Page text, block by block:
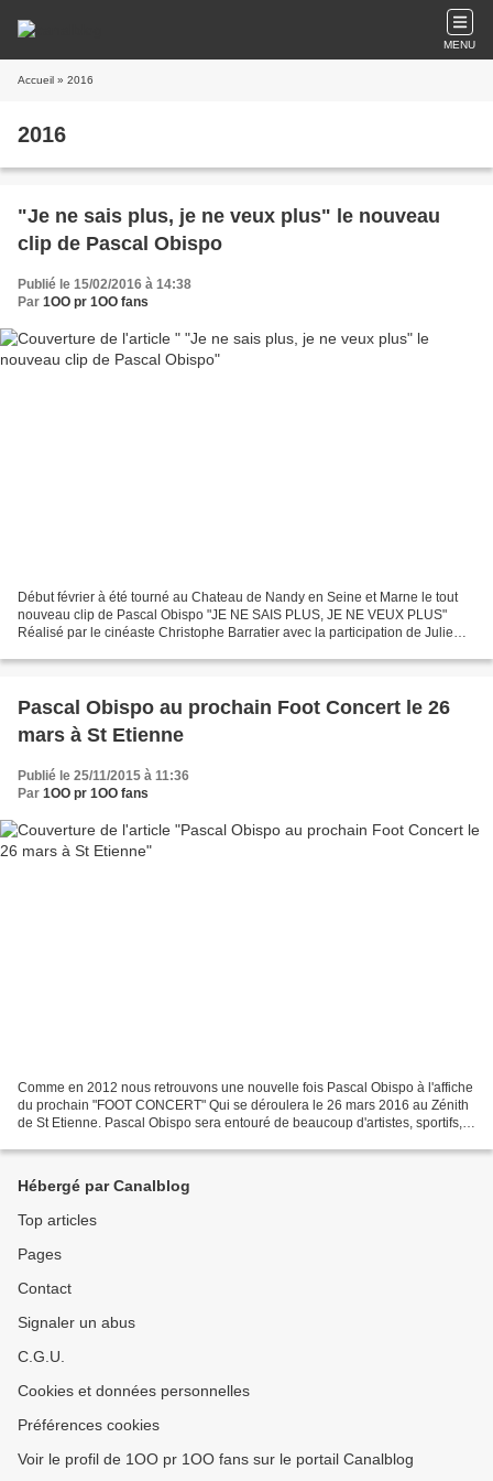
MENU
Accueil » 2016
2016
"Je ne sais plus, je ne veux plus" le nouveau
clip de Pascal Obispo
Publié le 15/02/2016 à 14:38
Par 1OO pr 1OO fans
Début février à été tourné au Chateau de Nandy en Seine et Marne le tout
nouveau clip de Pascal Obispo "JE NE SAIS PLUS, JE NE VEUX PLUS"
Réalisé par le cinéaste Christophe Barratier avec la participation de Julie
Pascal Obispo au prochain Foot Concert le 26
mars à St Etienne
Publié le 25/11/2015 à 11:36
Par 1OO pr 1OO fans
Comme en 2012 nous retrouvons une nouvelle fois Pascal Obispo à l'affiche
du prochain "FOOT CONCERT" Qui se déroulera le 26 mars 2016 au Zénith
de St Etienne. Pascal Obispo sera entouré de beaucoup d'artistes, sportifs, ...
Hébergé par Canalblog
Top articles
Pages
Contact
Signaler un abus
C.G.U.
Cookies et données personnelles
Préférences cookies
Voir le profil de 1OO pr 1OO fans sur le portail Canalblog